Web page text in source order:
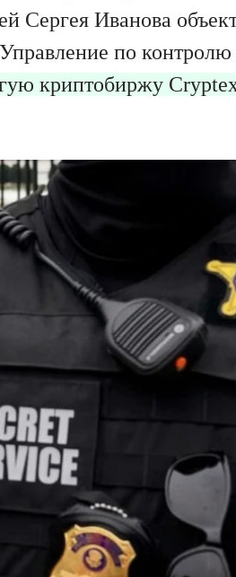
Сергея Иванова
по
криптобиржу